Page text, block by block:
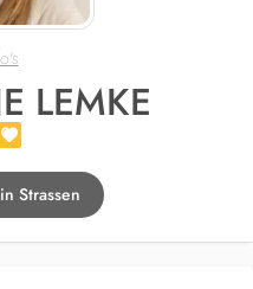
LEMKE
Strassen